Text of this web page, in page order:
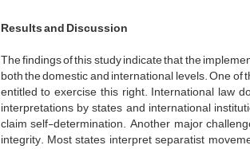
Results and Discussion
The findings of this study indicate that the
both the domestic and international levels. One
entitled to exercise this right. International law
interpretations by states and international
claim self-determination. Another major
integrity. Most states interpret separatist